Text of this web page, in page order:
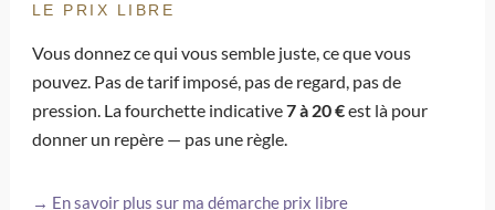
LE PRIX LIBRE
Vous donnez ce qui vous semble juste, ce que vous
pouvez. Pas de tarif imposé, pas de regard, pas de
pression. La fourchette indicative7 à 20 €est là pour
donner un repère — pas une règle.
→ En savoir plus sur ma démarche prix libre